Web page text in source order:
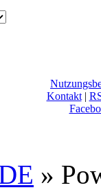
Kontakt|
»